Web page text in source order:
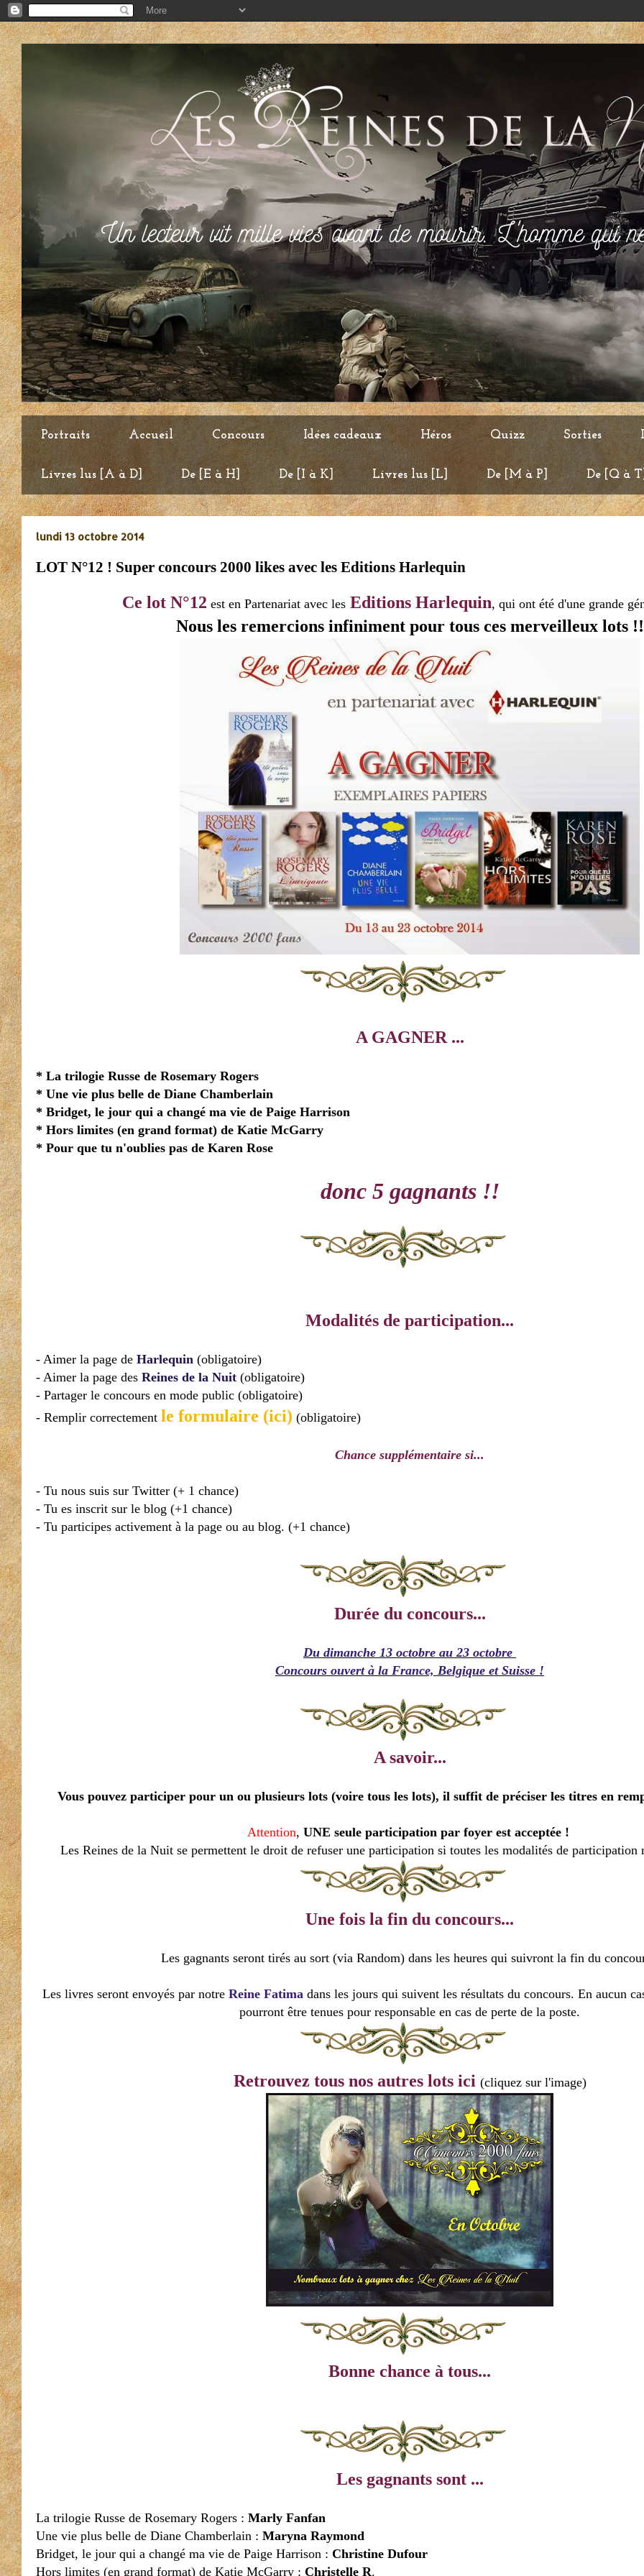
Portraits Accueil Concours Idées cadeaux Héros Quizz Sorties
Livres lus [A à D] De [E à H] De [I à K] Livres lus [L] De [M à P] De [Q à T]
lundi 13 octobre 2014
LOT N°12 ! Super concours 2000 likes avec les Editions Harlequin
Ce lot N°12 est en Partenariat avec les Editions Harlequin, qui ont été d'une grande
Nous les remercions infiniment pour tous ces merveilleux lots !!
A GAGNER ...
* La trilogie Russe de Rosemary Rogers
* Une vie plus belle de Diane Chamberlain
* Bridget, le jour qui a changé ma vie de Paige Harrison
* Hors limites (en grand format) de Katie McGarry
* Pour que tu n'oublies pas de Karen Rose
donc 5 gagnants !!
Modalités de participation...
- Aimer la page de Harlequin (obligatoire)
- Aimer la page des Reines de la Nuit (obligatoire)
- Partager le concours en mode public (obligatoire)
- Remplir correctement le formulaire (ici) (obligatoire)
Chance supplémentaire si...
- Tu nous suis sur Twitter (+ 1 chance)
- Tu es inscrit sur le blog (+1 chance)
- Tu participes activement à la page ou au blog. (+1 chance)
Durée du concours...
Du dimanche 13 octobre au 23 octobre
Concours ouvert à la France, Belgique et Suisse !
A savoir...
Vous pouvez participer pour un ou plusieurs lots (voire tous les lots), il suffit de préciser les titres en
Attention, UNE seule participation par foyer est acceptée !
Les Reines de la Nuit se permettent le droit de refuser une participation si toutes les modalités de participation
Une fois la fin du concours...
Les gagnants seront tirés au sort (via Random) dans les heures qui suivront la fin du
Les livres seront envoyés par notreReine Fatima dans les jours qui suivent les résultats du concours. En aucun
pourront être tenues pour responsable en cas de perte de la poste.
Retrouvez tous nos autres lots ici (cliquez sur l'image)
Bonne chance à tous...
Les gagnants sont ...
La trilogie Russe de Rosemary Rogers : Marly Fanfan
Une vie plus belle de Diane Chamberlain : Maryna Raymond
Bridget, le jour qui a changé ma vie de Paige Harrison : Christine Dufour
Hors limites (en grand format) de Katie McGarry : Christelle R.